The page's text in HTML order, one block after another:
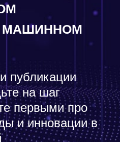
МАШИННОМ
публикации
на шаг
первыми про
и инновации в